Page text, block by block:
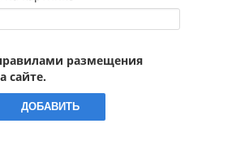
размещения
сайте.